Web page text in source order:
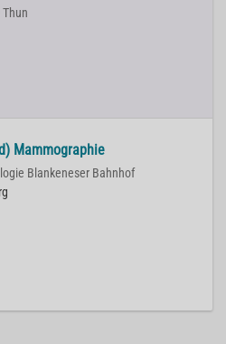
Thun
Mammographie
Blankeneser Bahnhof